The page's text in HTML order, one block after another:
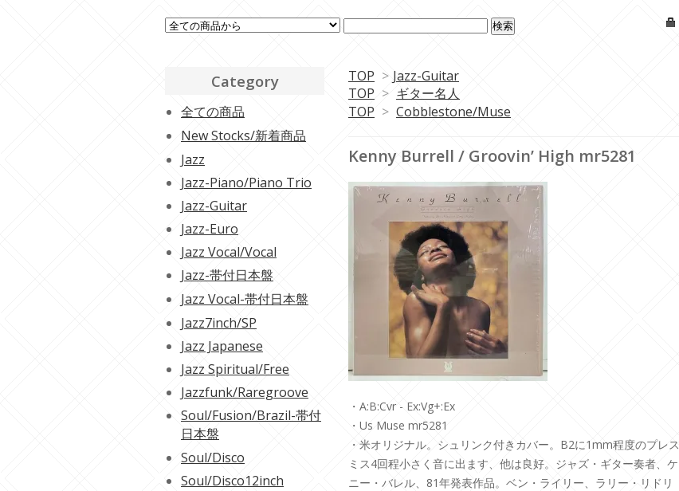
TOP > Jazz-Guitar
TOP > ギター名人
TOP > Cobblestone/Muse
Kenny Burrell / Groovin’ High mr5281
・A:B:Cvr - Ex:Vg+:Ex
・Us Muse mr5281
・米オリジナル。シュリンク付きカバー。B2に1mm程度のプレス
ミス4回程小さく音に出ます、他は良好。ジャズ・ギター奏者、ケ
ニー・バレル、81年発表作品。ベン・ライリー、ラリー・リドリ
Category
全ての商品
New Stocks/新着商品
Jazz
Jazz-Piano/Piano Trio
Jazz-Guitar
Jazz-Euro
Jazz Vocal/Vocal
Jazz-帯付日本盤
Jazz Vocal-帯付日本盤
Jazz7inch/SP
Jazz Japanese
Jazz Spiritual/Free
Jazzfunk/Raregroove
Soul/Fusion/Brazil-帯付
日本盤
Soul/Disco
Soul/Disco12inch